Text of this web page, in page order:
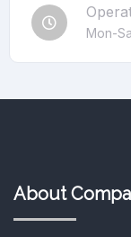
Mon-
About